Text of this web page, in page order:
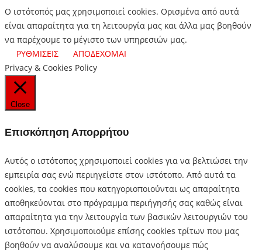
Ο ιστότοπός μας χρησιμοποιεί cookies. Ορισμένα από αυτά
είναι απαραίτητα για τη λειτουργία μας και άλλα μας βοηθούν
να παρέχουμε το μέγιστο των υπηρεσιών μας.
ΡΥΘΜΙΣΕΙΣ
ΑΠΟΔΕΧΟΜΑΙ
Privacy & Cookies Policy
Close
Επισκόπηση Απορρήτου
Αυτός ο ιστότοπος χρησιμοποιεί cookies για να βελτιώσει την
εμπειρία σας ενώ περιηγείστε στον ιστότοπο. Από αυτά τα
cookies, τα cookies που κατηγοριοποιούνται ως απαραίτητα
αποθηκεύονται στο πρόγραμμα περιήγησής σας καθώς είναι
απαραίτητα για την λειτουργία των βασικών λειτουργιών του
ιστότοπου. Χρησιμοποιούμε επίσης cookies τρίτων που μας
βοηθούν να αναλύσουμε και να κατανοήσουμε πώς